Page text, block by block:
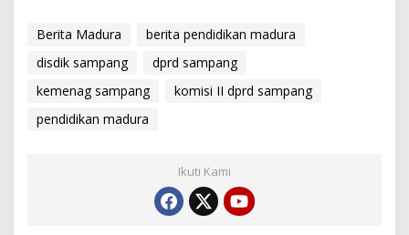
Berita Madura
berita pendidikan madura
disdik sampang
dprd sampang
kemenag sampang
komisi II dprd sampang
pendidikan madura
Ikuti Kami